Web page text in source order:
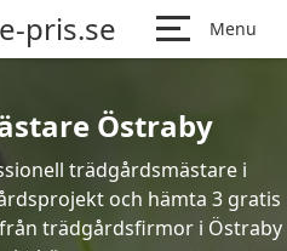
pris.se Menu
Östraby
trädgårdsmästare i
och hämta 3 gratis
trädgårdsfirmor i Östraby